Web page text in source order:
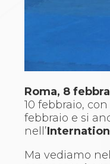
Roma, 8
10 febbraio,
febbraio e si
nell’
Ma vediamo